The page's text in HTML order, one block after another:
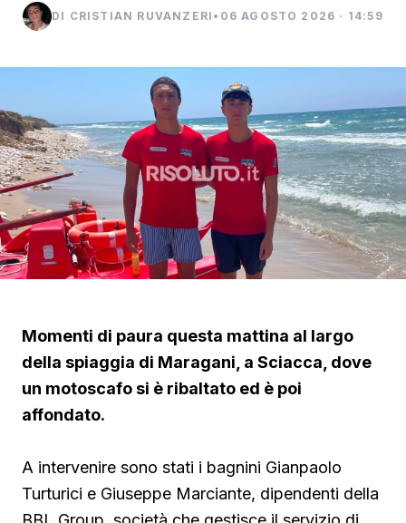
DI CRISTIAN RUVANZERI • 06 AGOSTO 2026 · 14:59
Momenti di paura questa mattina al largo
della spiaggia di Maragani, a Sciacca, dove
un motoscafo si è ribaltato ed è poi
affondato.
A intervenire sono stati i bagnini Gianpaolo
Turturici e Giuseppe Marciante, dipendenti della